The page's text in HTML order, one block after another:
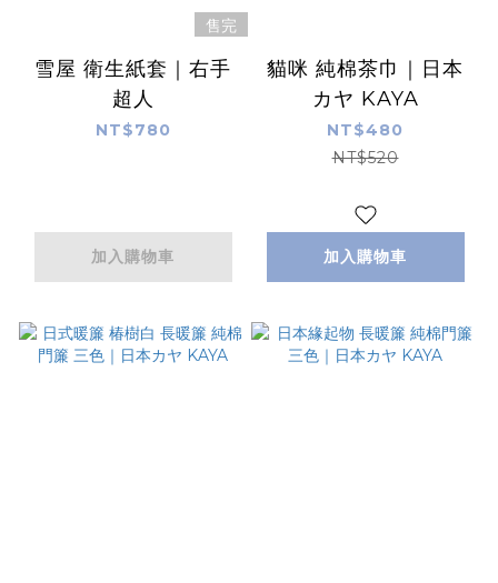
售完
雪屋 衛生紙套｜右手
超人
NT$780
加入購物車
貓咪 純棉茶巾｜日本
カヤ KAYA
NT$480
NT$520
加入購物車